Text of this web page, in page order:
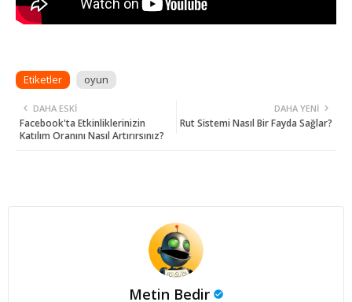
Etiketler oyun
DAHA YENI
Rut Sistemi Nasıl Bir Fayda Sağlar?
DAHA ESKI
Facebook'ta Etkinliklerinizin
Katılım Oranını Nasıl Artırırsınız?
Metin Bedir